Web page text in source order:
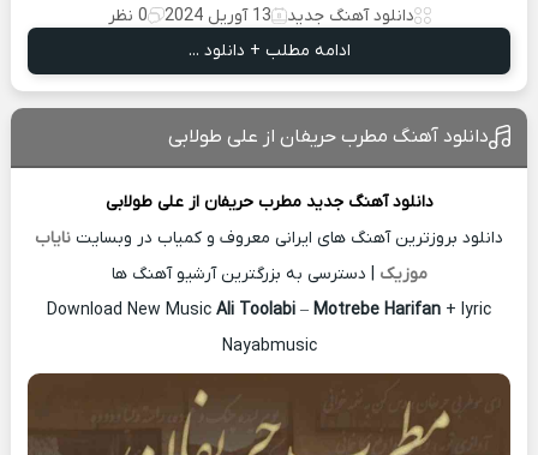
دانلود آهنگ جدید 13 آوریل 2024
0 نظر
ادامه مطلب + دانلود ...
دانلود آهنگ مطرب حریفان از علی طولابی
دانلود آهنگ جدید مطرب حریفان ازعلی طولابی
دانلود بروزترین آهنگ های ایرانی معروف و کمیاب در وبسایت نایاب
موزیک | دسترسی به بزرگترین آرشیو آهنگ ها
Download New Music Ali Toolabi – Motrebe Harifan + lyric
Nayabmusic